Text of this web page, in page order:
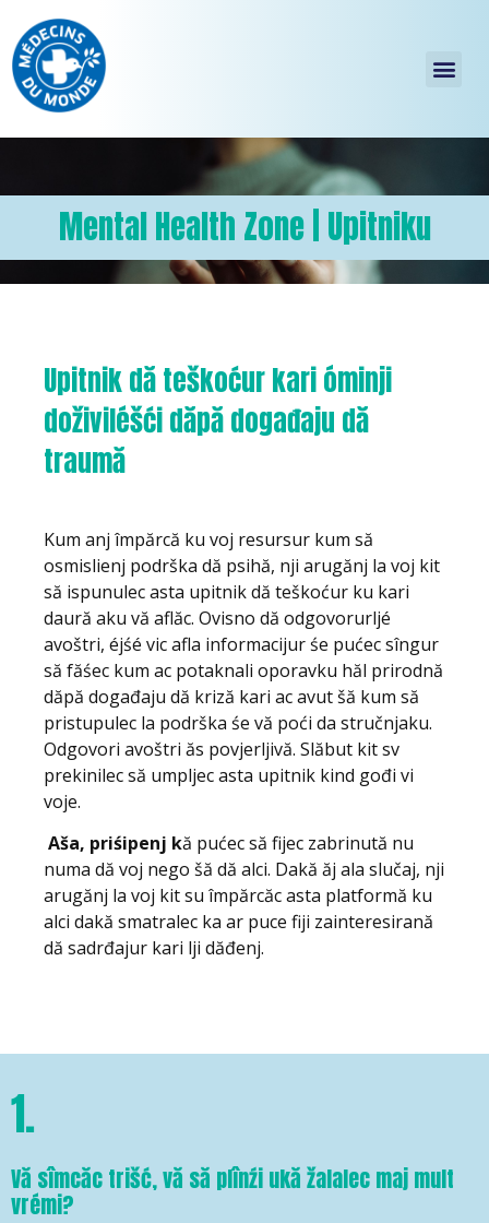
Mental Health Zone | Upitniku
Upitnik dă teškoćur kari óminji
doživiléšći dăpă događaju dă
traumă
Kum anj împărcă ku voj resursur kum să
osmislienj podrška dă psihă, nji arugănj la voj kit
să ispunulec asta upitnik dă teškoćur ku kari
daură aku vă aflăc. Ovisno dă odgovorurljé
avoštri, éjśé vic afla informacijur śe pućec sîngur
să făśec kum ac potaknali oporavku hăl prirodnă
dăpă događaju dă kriză kari ac avut šă kum să
pristupulec la podrška śe vă poći da stručnjaku.
Odgovori avoštri ăs povjerljivă. Slăbut kit sv
prekinilec să umpljec asta upitnik kind gođi vi
voje.
Aša, priśipenj kă pućec să fijec zabrinută nu
numa dă voj nego šă dă alci. Dakă ăj ala slučaj, nji
arugănj la voj kit su împărcăc asta platformă ku
alci dakă smatralec ka ar puce fiji zainteresirană
dă sadrđajur kari lji dăđenj.
1.
Vă sîmcăc trišć, vă să plînźi ukă žalalec maj mult
vrémi?